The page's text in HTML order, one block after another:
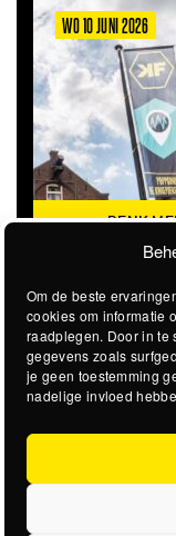
Om de beste
cookies om informatie
raadplegen. Door in te
gegevens zoals
je geen toestemming
nadelige invloed
WO 10 JUNI 2026
DENK